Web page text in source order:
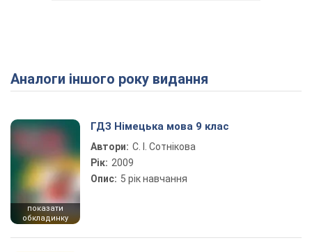
Play Video
Аналоги іншого року видання
показати
обкладинку
ГДЗ Німецька мова 9 клас
Автори: С. І. Сотнікова
Рік: 2009
Опис: 5 рік навчання